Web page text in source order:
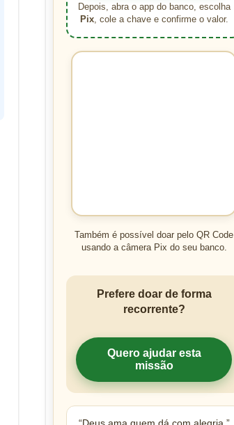
Depois, abra o app do banco, escolha
Pix, cole a chave e confirme o valor.
Também é possível doar pelo QR Code
usando a câmera Pix do seu banco.
Prefere doar de forma
recorrente?
Quero ajudar esta
missão